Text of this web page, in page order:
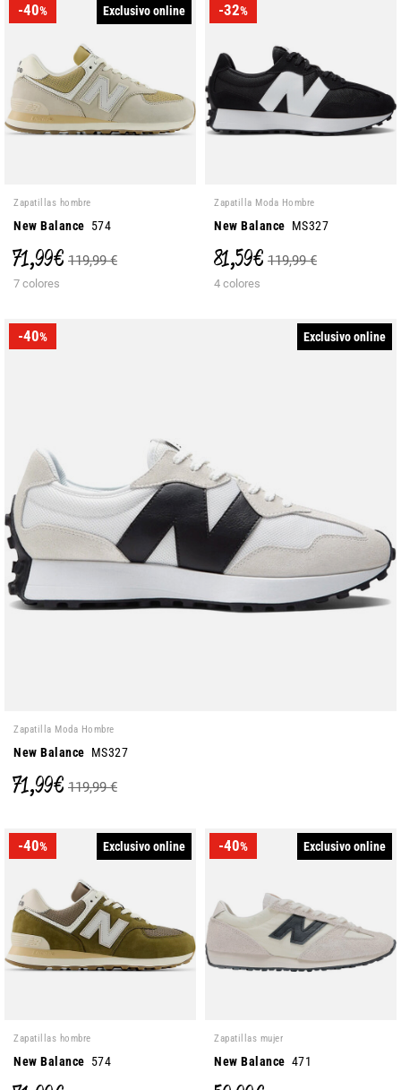
-40% Exclusivo online
Zapatillas hombre
New Balance 574
71,99 € 119,99 €
7 colores
-32%
Zapatilla Moda Hombre
New Balance MS327
81,59 € 119,99 €
4 colores
-40% Exclusivo online
Zapatilla Moda Hombre
New Balance MS327
71,99 € 119,99 €
-40% Exclusivo online
Zapatillas hombre
New Balance 574
-40% Exclusivo online
Zapatillas mujer
New Balance 471